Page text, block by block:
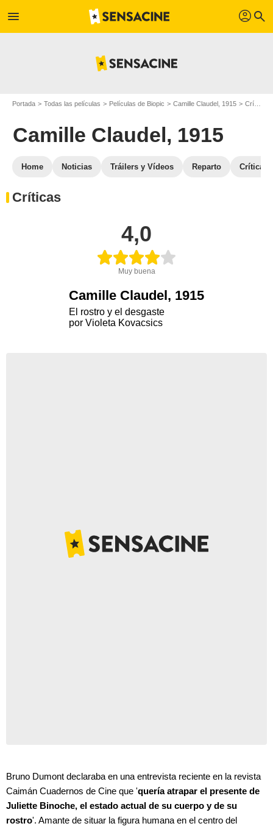
menu profil search
Portada Todas las películas Películas de Biopic Camille Claudel, 1915 Críticas de Camille Claudel, 1915
Camille Claudel, 1915
Home Noticias Tráilers y Vídeos Reparto Críticas
Críticas
4,0
Muy buena
Camille Claudel, 1915
El rostro y el desgaste
por Violeta Kovacsics
Bruno Dumont declaraba en una entrevista reciente en la revista
Caimán Cuadernos de Cine que 'quería atrapar el presente de
Juliette Binoche, el estado actual de su cuerpo y de su
rostro'. Amante de situar la figura humana en el centro del